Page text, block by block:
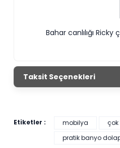
Bahar canlılığı
Taksit Seçenekleri
Etiketler : mobilya çok
pratik banyo